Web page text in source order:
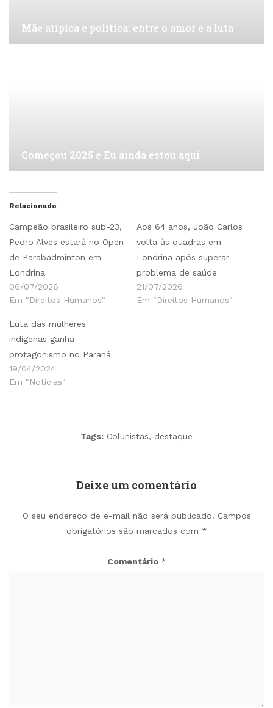
Mãe atípica e política: entre o amor e a luta
Começou 2025 e Eu ainda estou aqui
Relacionado
Campeão brasileiro sub-23,
Pedro Alves estará no Open
de Parabadminton em
Londrina
06/07/2026
Em "Direitos Humanos"
Aos 64 anos, João Carlos
volta às quadras em
Londrina após superar
problema de saúde
21/07/2026
Em "Direitos Humanos"
Luta das mulheres
indígenas ganha
protagonismo no Paraná
19/04/2024
Em "Notícias"
Tags: Colunistas, destaque
Deixe um comentário
O seu endereço de e-mail não será publicado. Campos
obrigatórios são marcados com *
Comentário *